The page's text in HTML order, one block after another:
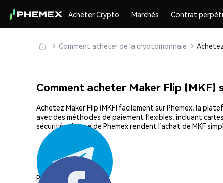
Acheter Crypto Marchés Contrat
Comment acheter de la cryptomonnaie
Comment acheter Maker Flip (MKF)
Achetez Maker Flip (MKF) facilement sur Phemex, la
avec des méthodes de paiement flexibles, incluant
sécurité robuste de Phemex rendent l’achat de MKF
Partager: